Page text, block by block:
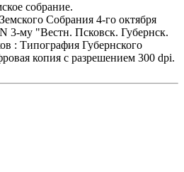
собрание.
Собрания 4-го октября
3-му "Вестн. Псковск. Губернск.
: Типография Губернского
копия с разрешением 300 dpi.